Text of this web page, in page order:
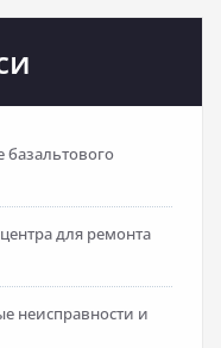
базальтового
для ремонта
неисправности и